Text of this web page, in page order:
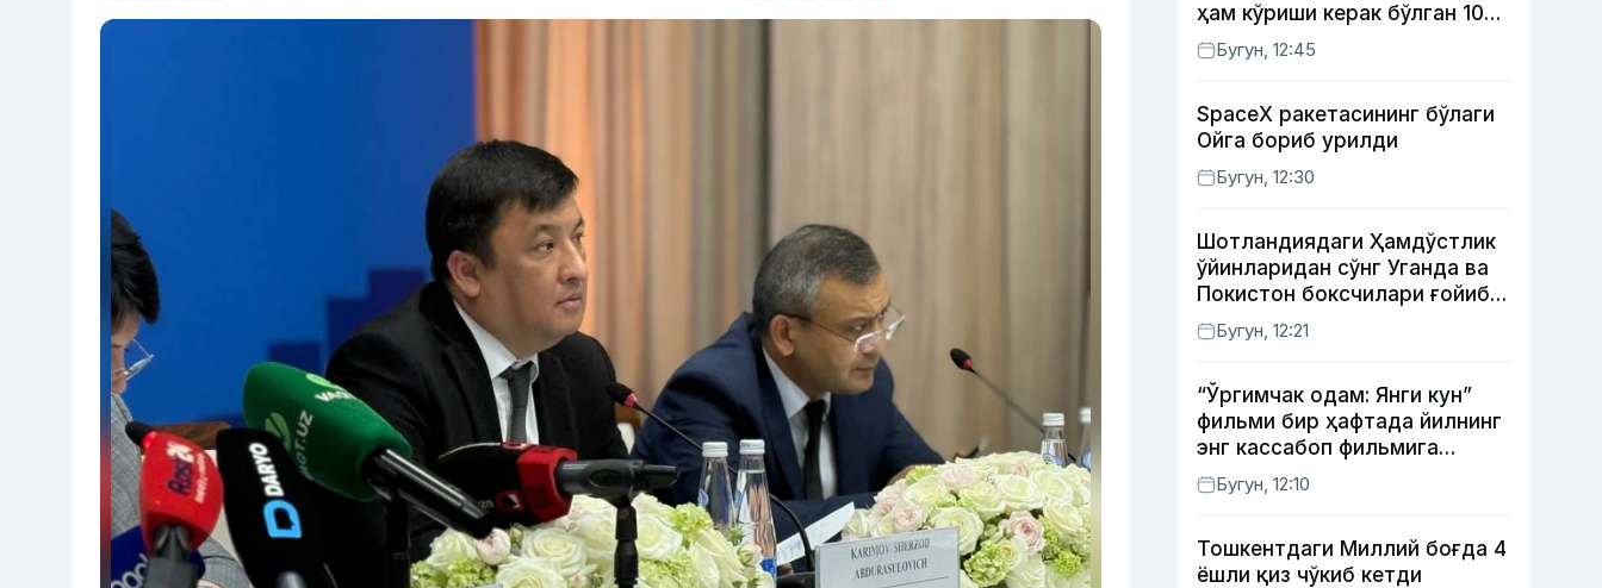
ҳам кўриши керак бўлган 10
та фильм
Бугун, 12:45
SpaceX ракетасининг бўлаги
Ойга бориб урилди
Бугун, 12:30
Шотландиядаги Ҳамдўстлик
ўйинларидан сўнг Уганда ва
Покистон боксчилари ғойиб
бўлди
Бугун, 12:21
“Ўргимчак одам: Янги кун”
фильми бир ҳафтада йилнинг
энг кассабоп фильмига
айланди
Бугун, 12:10
Тошкентдаги Миллий боғда 4
ёшли қиз чўкиб кетди